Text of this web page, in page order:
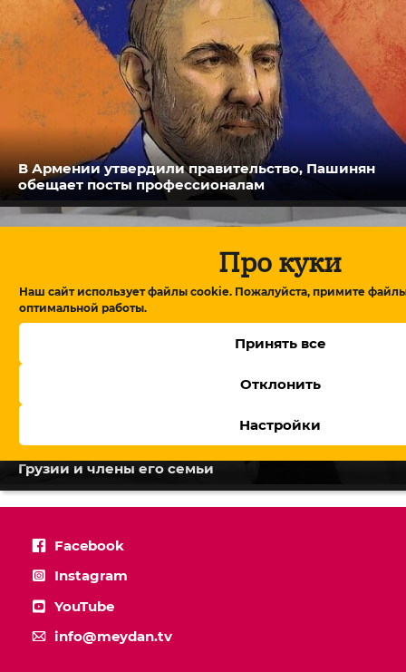
Про куки
Наш сайт использует файлы cookie. Пожалуйста, примите
оптимальной работы.
Принять все
Отклонить
Настройки
В Армении утвердили правительство, Пашинян
обещает посты профессионалам
Грузии и члены его семьи
Facebook
Instagram
YouTube
info@meydan.tv